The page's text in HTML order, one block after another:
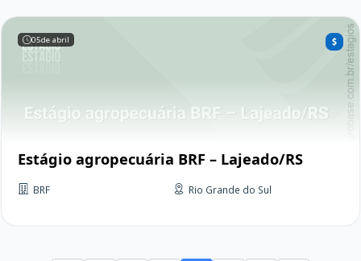
05de abril
Estágio agropecuária BRF – Lajeado/RS
BRF Rio Grande do Sul